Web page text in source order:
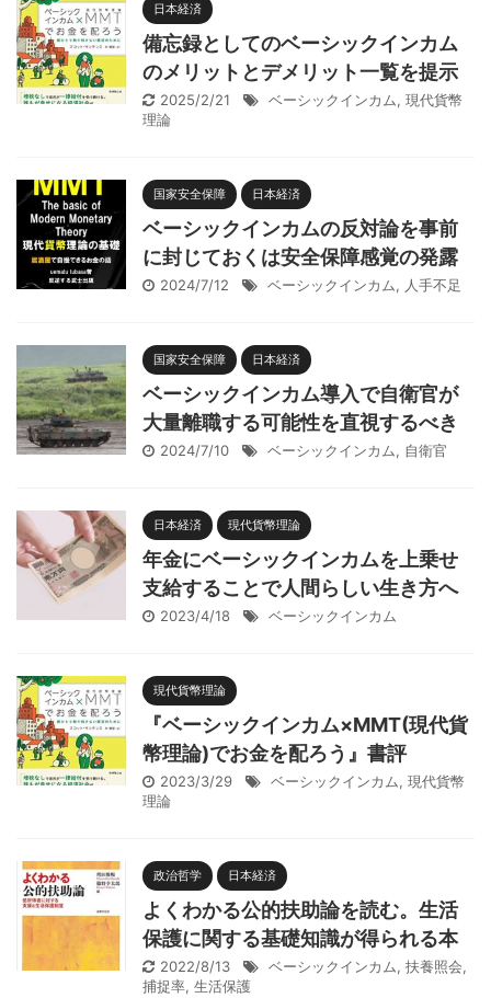
日本経済
備忘録としてのベーシックインカム
のメリットとデメリット一覧を提示
2025/2/21 ベーシックインカム, 現代貨幣
理論
国家安全保障 日本経済
ベーシックインカムの反対論を事前
に封じておくは安全保障感覚の発露
2024/7/12 ベーシックインカム, 人手不足
国家安全保障 日本経済
ベーシックインカム導入で自衛官が
大量離職する可能性を直視するべき
2024/7/10 ベーシックインカム, 自衛官
日本経済 現代貨幣理論
年金にベーシックインカムを上乗せ
支給することで人間らしい生き方へ
2023/4/18 ベーシックインカム
現代貨幣理論
『ベーシックインカム×MMT(現代貨
幣理論)でお金を配ろう』書評
2023/3/29 ベーシックインカム, 現代貨幣
理論
政治哲学 日本経済
よくわかる公的扶助論を読む。生活
保護に関する基礎知識が得られる本
2022/8/13 ベーシックインカム, 扶養照会,
捕捉率, 生活保護